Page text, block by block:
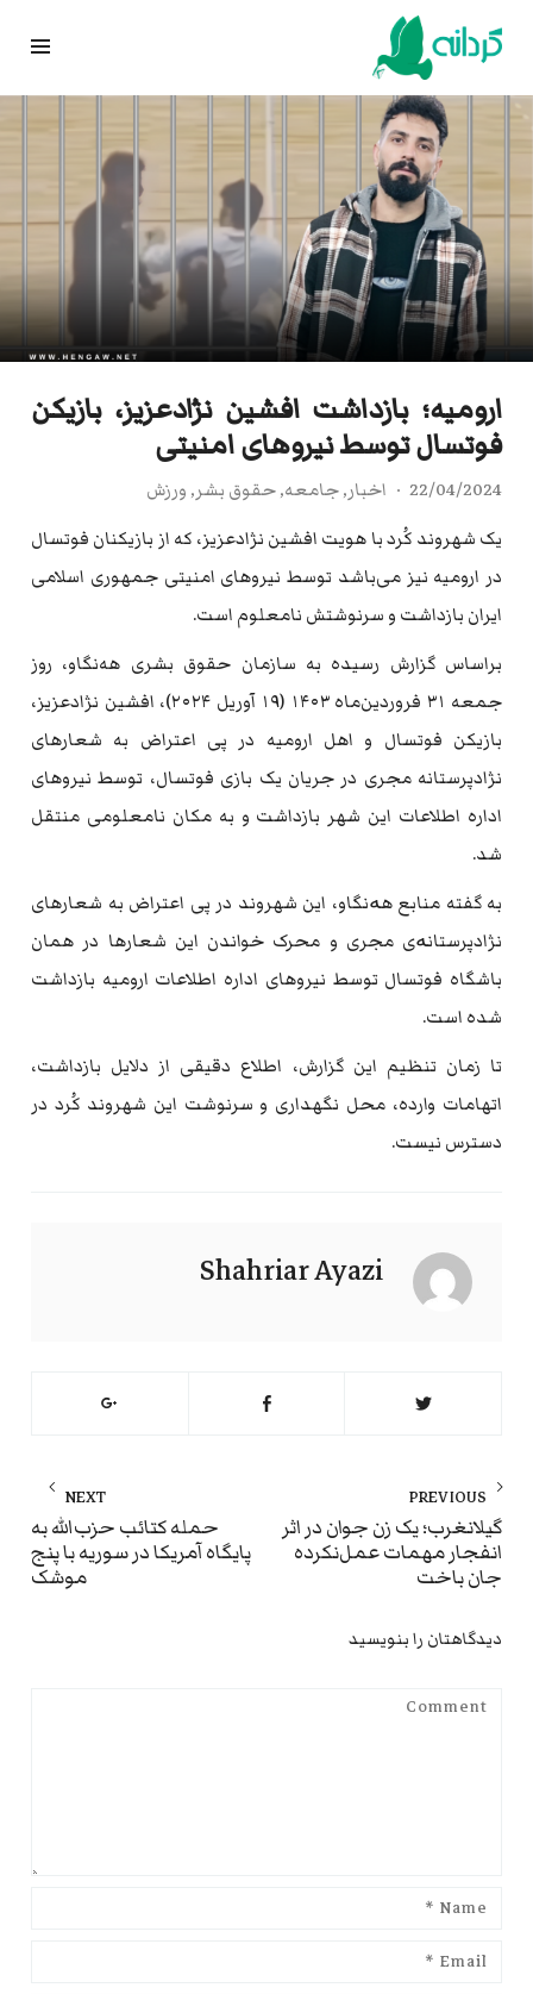
Skip
content
ارومیه؛ بازداشت افشین نژادعزیز، بازیکن
فوتسال توسط نیروهای امنیتی
22/04/2024 اخبار,جامعه,حقوق بشر, ورزش
یک شهروند کُرد با هویت افشین نژادعزیز، که از بازیکنان فوتسال
در ارومیه نیز می‌باشد توسط نیروهای امنیتی جمهوری اسلامی
ایران بازداشت و سرنوشتش نامعلوم است.
براساس گزارش رسیده به سازمان حقوق بشری هه‌نگاو، روز
جمعه ۳۱ فروردین‌ماه ۱۴۰۳ (۱۹ آوریل ۲۰۲۴)، افشین نژادعزیز،
بازیکن فوتسال و اهل ارومیه در پی اعتراض به شعارهای
نژادپرستانه مجری در جریان یک بازی فوتسال، توسط نیروهای
اداره اطلاعات این شهر بازداشت و به مکان نامعلومی منتقل
شد.
به گفته منابع هەنگاو، این شهروند در پی اعتراض به شعارهای
نژادپرستانەی مجری و محرک خواندن این شعارها در همان
باشگاه فوتسال توسط نیروهای اداره اطلاعات ارومیه بازداشت
شده است.
تا زمان تنظیم این گزارش، اطلاع دقیقی از دلایل بازداشت،
اتهامات وارده، محل نگهداری و سرنوشت این شهروند کُرد در
دسترس نیست.
Shahriar Ayazi
راهبری
نوشته
PREVIOUS
Previous
post:
گیلانغرب؛ یک زن جوان در اثر
انفجار مهمات عمل‌نکرده
جان باخت
NEXT
حمله کتائب حزب‌الله به
پایگاه آمریکا در سوریه با پنج
موشک
دیدگاهتان را بنویسید